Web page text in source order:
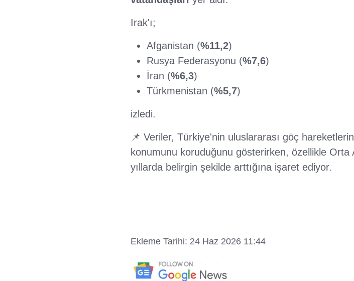
Irak'ı;
Afganistan (%11,2)
Rusya Federasyonu (%7,6)
İran (%6,3)
Türkmenistan (%5,7)
izledi.
📌 Veriler, Türkiye'nin uluslararası göç
konumunu koruduğunu gösterirken, özellikle
yıllarda belirgin şekilde arttığına işaret ediyor.
Ekleme Tarihi: 24 Haz 2026 11:44